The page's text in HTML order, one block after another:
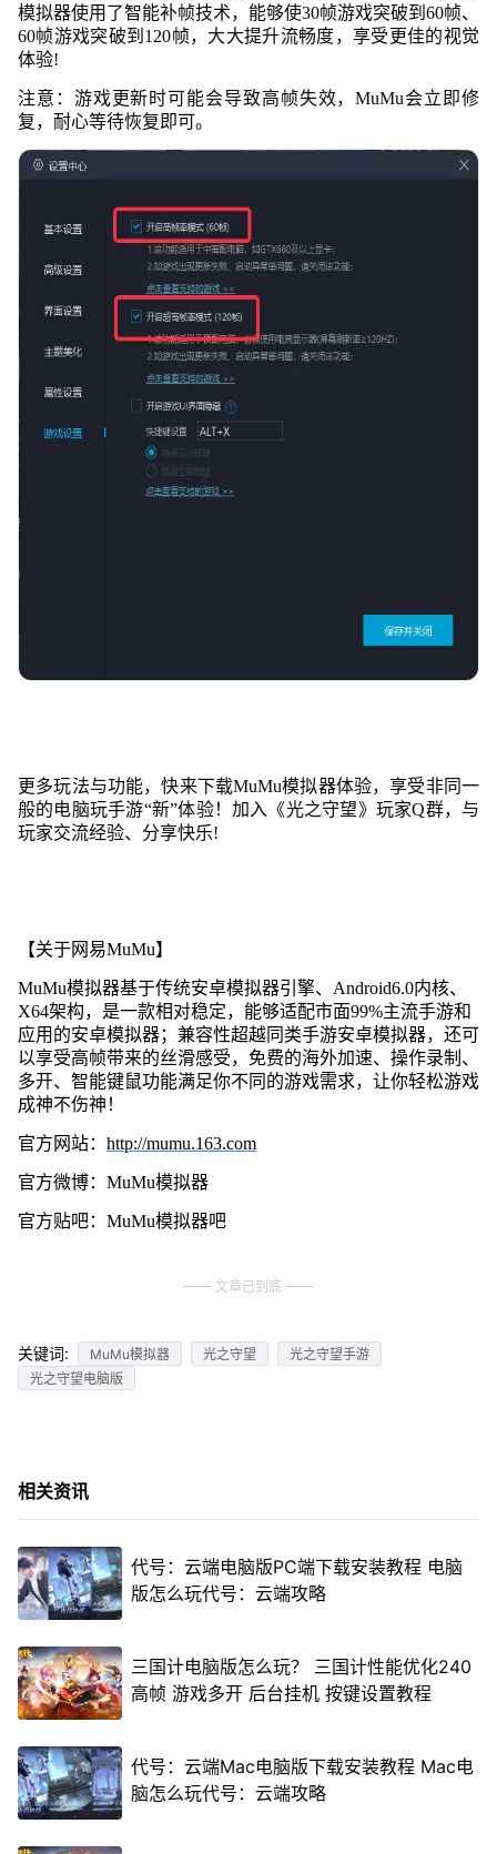
模拟器使用了智能补帧技术，能够使30帧游戏突破到60帧、
60帧游戏突破到120帧，大大提升流畅度，享受更佳的视觉
体验!
注意：游戏更新时可能会导致高帧失效，MuMu会立即修
复，耐心等待恢复即可。
更多玩法与功能，快来下载MuMu模拟器体验，享受非同一
般的电脑玩手游“新”体验！加入《光之守望》玩家Q群，与
玩家交流经验、分享快乐!
【关于网易MuMu】
MuMu模拟器基于传统安卓模拟器引擎、Android6.0内核、
X64架构，是一款相对稳定，能够适配市面99%主流手游和
应用的安卓模拟器；兼容性超越同类手游安卓模拟器，还可
以享受高帧带来的丝滑感受，免费的海外加速、操作录制、
多开、智能键鼠功能满足你不同的游戏需求，让你轻松游戏
成神不伤神！
官方网站： http://mumu.163.com
官方微博：MuMu模拟器
官方贴吧：MuMu模拟器吧
文章已到底
关键词: MuMu模拟器 光之守望
光之守望手游
光之守望电脑版
相关资讯
代号：云端电脑版PC端下载安装教程 电脑
版怎么玩代号：云端攻略
三国计电脑版怎么玩？ 三国计性能优化240
高帧 游戏多开 后台挂机 按键设置教程
代号：云端Mac电脑版下载安装教程 Mac电
脑怎么玩代号：云端攻略